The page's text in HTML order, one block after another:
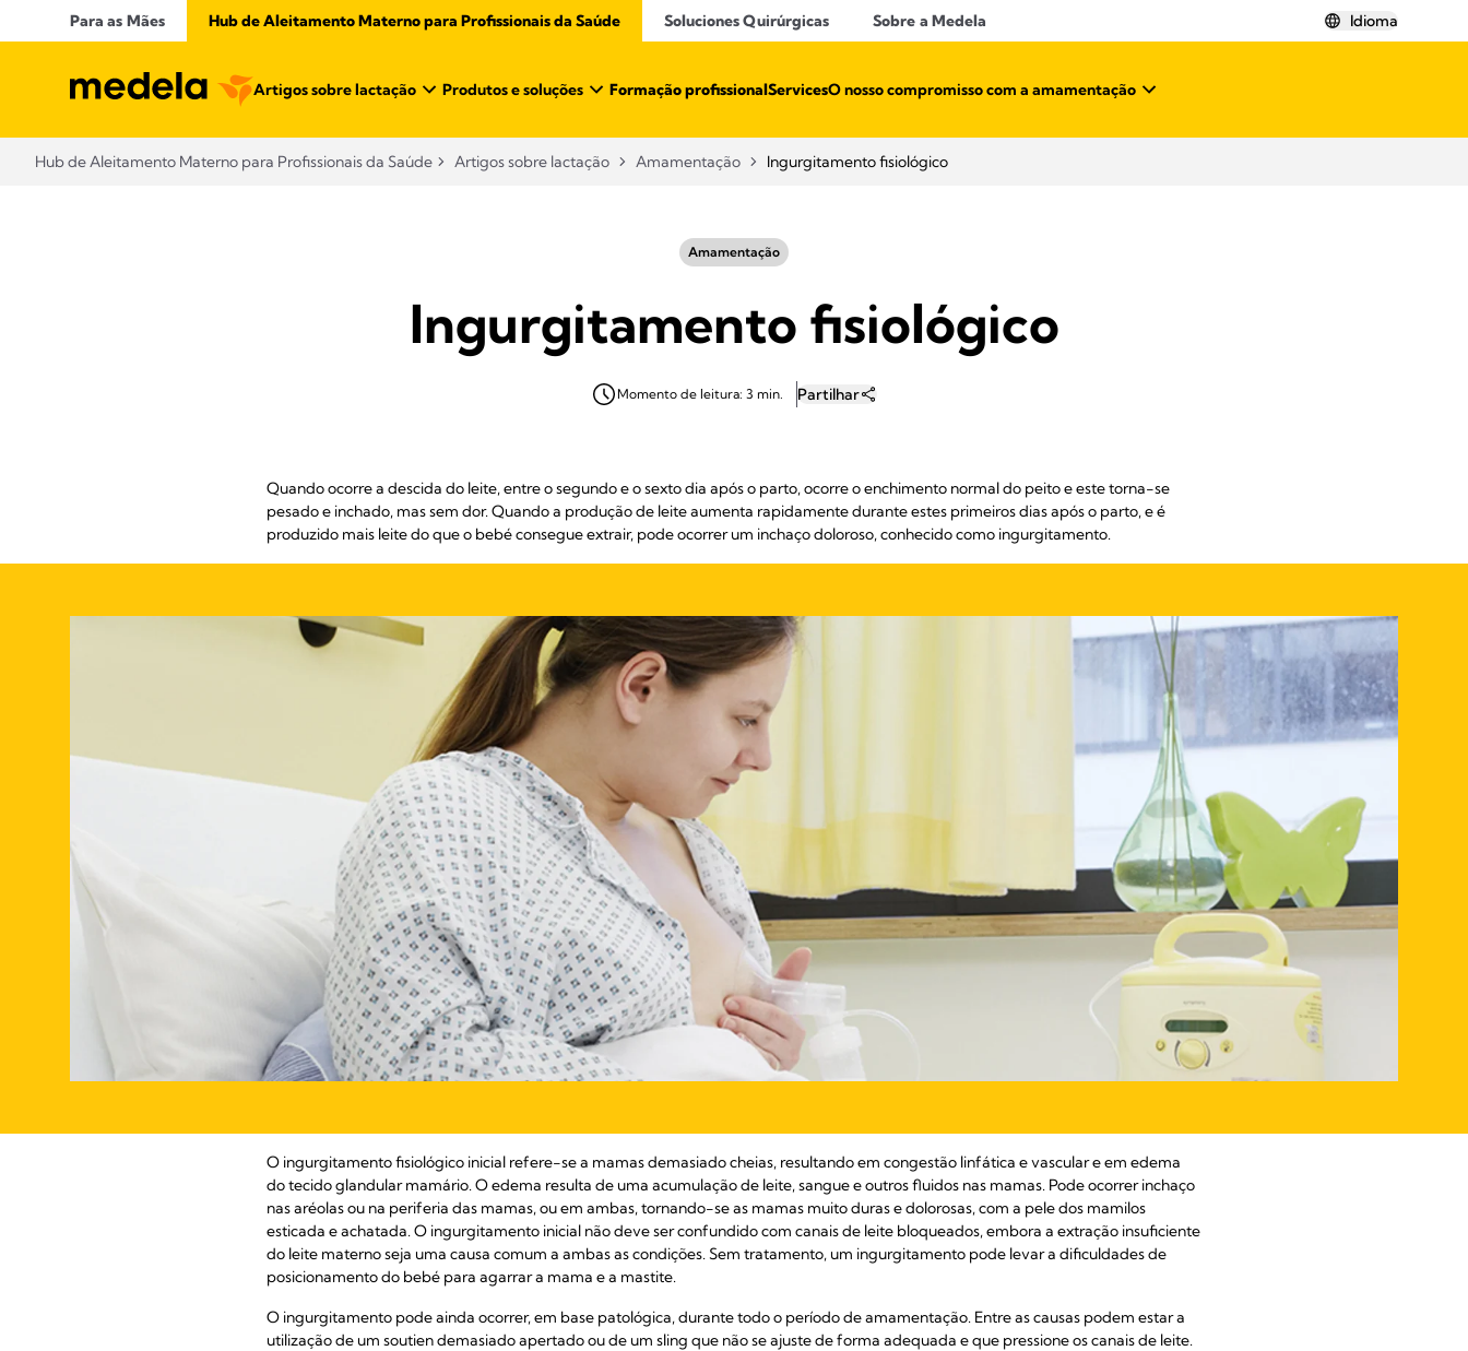
Para as Mães Hub de Aleitamento Materno para Profissionais da Saúde​ Soluciones Quirúrgicas Sobre a Medela Idioma
Artigos sobre lactação Produtos e soluções Formação profissionalServicesO nosso compromisso com a amamentação
Hub de Aleitamento Materno para Profissionais da Saúde​ Artigos sobre lactação Amamentação Ingurgitamento fisiológico
Amamentação
Ingurgitamento fisiológico
Momento de leitura: 3 min. Partilhar
Quando ocorre a descida do leite, entre o segundo e o sexto dia após o parto, ocorre o enchimento normal do peito e este torna-se
pesado e inchado, mas sem dor. Quando a produção de leite aumenta rapidamente durante estes primeiros dias após o parto, e é
produzido mais leite do que o bebé consegue extrair, pode ocorrer um inchaço doloroso, conhecido como ingurgitamento.
O ingurgitamento fisiológico inicial refere-se a mamas demasiado cheias, resultando em congestão linfática e vascular e em edema
do tecido glandular mamário. O edema resulta de uma acumulação de leite, sangue e outros fluidos nas mamas. Pode ocorrer inchaço
nas aréolas ou na periferia das mamas, ou em ambas, tornando-se as mamas muito duras e dolorosas, com a pele dos mamilos
esticada e achatada. O ingurgitamento inicial não deve ser confundido com canais de leite bloqueados, embora a extração insuficiente
do leite materno seja uma causa comum a ambas as condições. Sem tratamento, um ingurgitamento pode levar a dificuldades de
posicionamento do bebé para agarrar a mama e a mastite.
O ingurgitamento pode ainda ocorrer, em base patológica, durante todo o período de amamentação. Entre as causas podem estar a
utilização de um soutien demasiado apertado ou de um sling que não se ajuste de forma adequada e que pressione os canais de leite.